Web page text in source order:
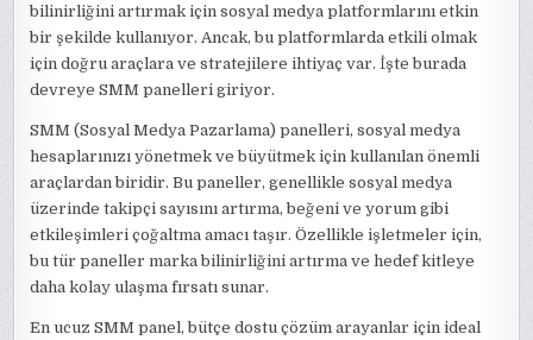
bilinirliğini artırmak için sosyal medya platformlarını etkin
bir şekilde kullanıyor. Ancak, bu platformlarda etkili olmak
için doğru araçlara ve stratejilere ihtiyaç var. İşte burada
devreye SMM panelleri giriyor.
SMM (Sosyal Medya Pazarlama) panelleri, sosyal medya
hesaplarınızı yönetmek ve büyütmek için kullanılan önemli
araçlardan biridir. Bu paneller, genellikle sosyal medya
üzerinde takipçi sayısını artırma, beğeni ve yorum gibi
etkileşimleri çoğaltma amacı taşır. Özellikle işletmeler için,
bu tür paneller marka bilinirliğini artırma ve hedef kitleye
daha kolay ulaşma fırsatı sunar.
En ucuz SMM panel, bütçe dostu çözüm arayanlar için ideal